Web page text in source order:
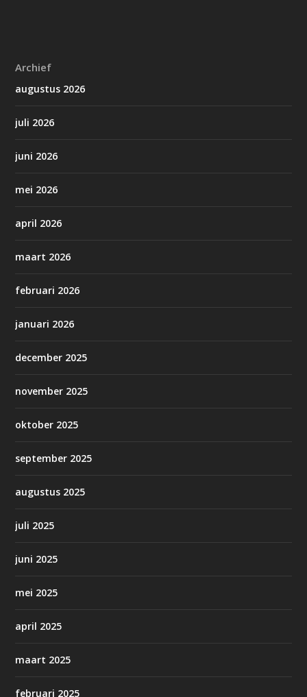
Archief
augustus 2026
juli 2026
juni 2026
mei 2026
april 2026
maart 2026
februari 2026
januari 2026
december 2025
november 2025
oktober 2025
september 2025
augustus 2025
juli 2025
juni 2025
mei 2025
april 2025
maart 2025
februari 2025